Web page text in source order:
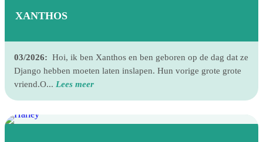
XANTHOS
03/2026: Hoi, ik ben Xanthos en ben geboren op de dag dat ze
Django hebben moeten laten inslapen. Hun vorige grote grote
vriend.O... Lees meer